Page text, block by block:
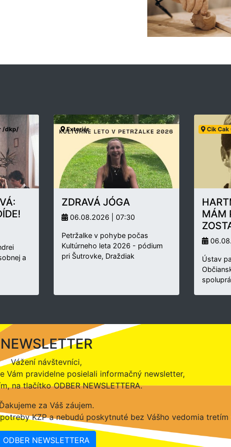
/dkp/
a
Exteriér
ZDRAVÁ JÓGA
06.08.2026 | 07:30
Petržalke v pohybe počas
Kultúrneho leta 2026 - pódium
pri Šutrovke, Draždiak
Cik Cak
MÁM
Ústav
NEWSLETTER
Vážení návštevníci,
Vám pravidelne posielali informačný newsletter,
na tlačítko ODBER NEWSLETTERA.
Ďakujeme za Váš záujem.
KZP a nebudú poskytnuté bez Vášho vedomia tretím
ODBER NEWSLETTERA